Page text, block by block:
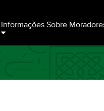
Informações Sobre